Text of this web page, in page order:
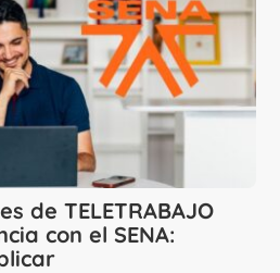
de TELETRABAJO
con el SENA: